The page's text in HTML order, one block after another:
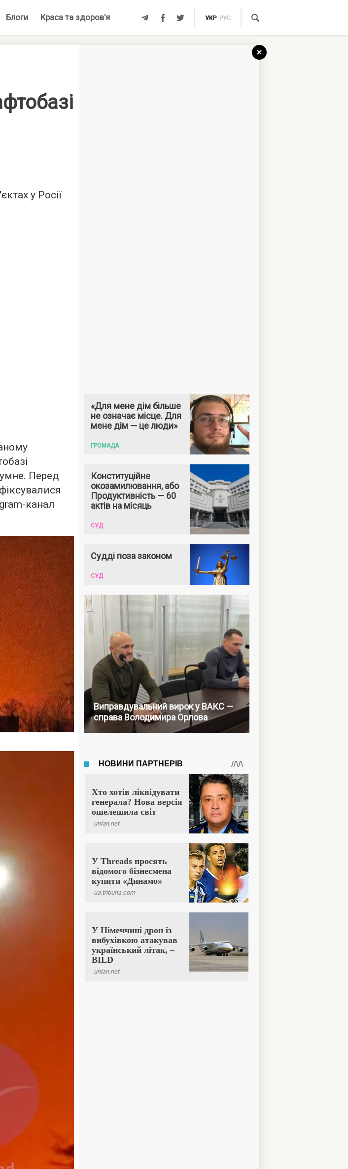
Блоги Краса та здоров'я УКР РУС
у Росії
Перед
канал
«Для мене дім більше
не означає місце. Для
мене дім — це люди»
ГРОМАДА
Конституційне
окозамилювання, або
Продуктивність — 60
актів на місяць
СУД
Судді поза законом
СУД
Виправдувальний вирок у ВАКС —
справа Володимира Орлова